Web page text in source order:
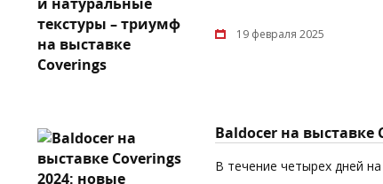
19 февраля 2025
Baldocer на
В течение четырех дней